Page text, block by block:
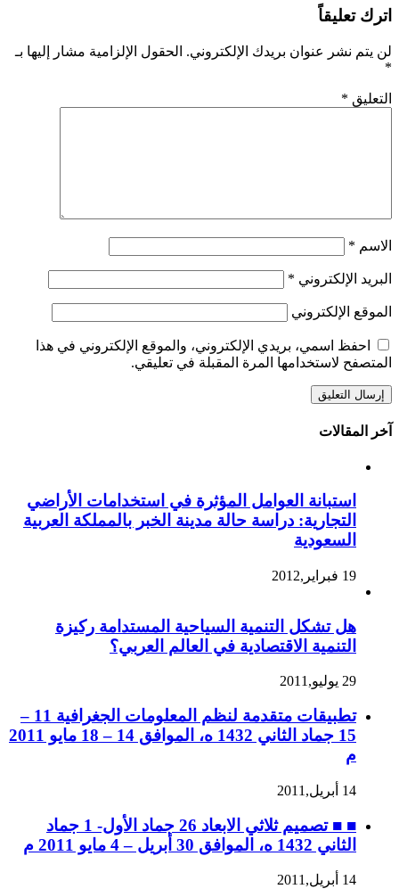
اترك تعليقاً
لن يتم نشر عنوان بريدك الإلكتروني. الحقول الإلزامية مشار إليها بـ
*
التعليق *
الاسم *
البريد الإلكتروني *
الموقع الإلكتروني
احفظ اسمي، بريدي الإلكتروني، والموقع الإلكتروني في هذا
المتصفح لاستخدامها المرة المقبلة في تعليقي.
آخر المقالات
استبانة العوامل المؤثرة في استخدامات الأراضي
التجارية: دراسة حالة مدينة الخبر بالمملكة العربية
السعودية
19 فبراير,2012
هل تشكل التنمية السياحية المستدامة ركيزة
التنمية الاقتصادية في العالم العربي؟
29 يوليو,2011
تطبيقات متقدمة لنظم المعلومات الجغرافية 11 –
15 جماد الثاني 1432 ه، الموافق 14 – 18 مايو 2011
م
14 أبريل,2011
■ ■ تصميم ثلاثي الابعاد 26 جماد الأول- 1 جماد
الثاني 1432 ه، الموافق 30 أبريل – 4 مايو 2011 م
14 أبريل,2011